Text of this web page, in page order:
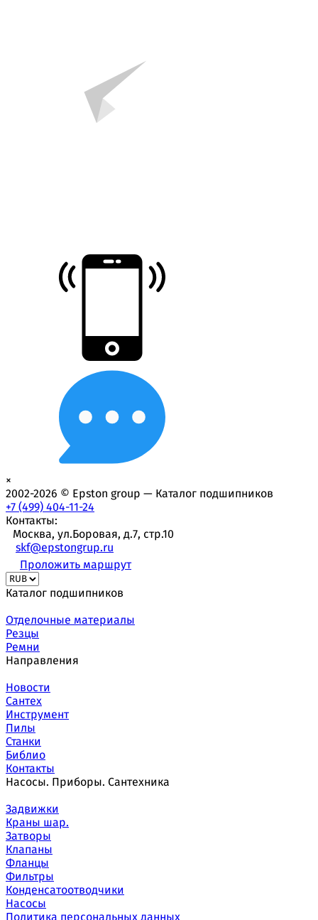
×
2002-2026 © Epston group — Каталог подшипников
+7 (499) 404-11-24
Контакты:
Москва, ул.Боровая, д.7, стр.10
skf@epstongrup.ru
Проложить маршрут
Каталог подшипников
Отделочные материалы
Резцы
Ремни
Направления
Новости
Сантех
Инструмент
Пилы
Станки
Библио
Контакты
Насосы. Приборы. Сантехника
Задвижки
Краны шар.
Затворы
Клапаны
Фланцы
Фильтры
Конденсатоотводчики
Насосы
Политика персональных данных